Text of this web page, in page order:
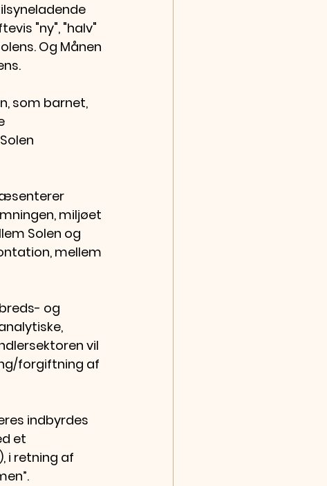
"ny", "halv"
Og Månen
som barnet,
miljøet
Solen og
mellem
og
vil
forgiftning af
indbyrdes
et
i retning af